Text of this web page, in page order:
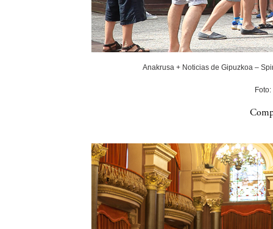
Anakrusa + Noticias de Gipuzkoa –